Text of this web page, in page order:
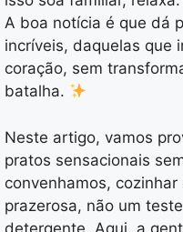
A boa notícia é que dá
incríveis, daquelas que
coração, sem
batalha.
Neste artigo, vamos
pratos sensacionais
convenhamos,
prazerosa, não um
detergente. Aqui, a